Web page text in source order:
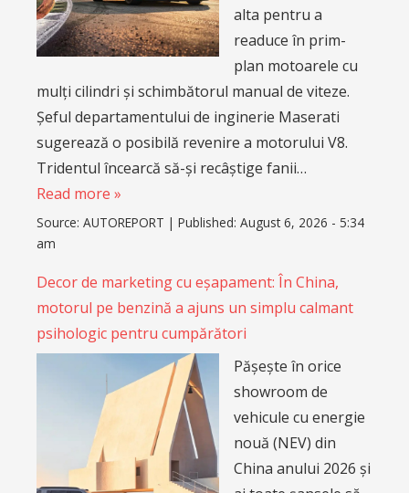
alta pentru a
readuce în prim-
plan motoarele cu
mulți cilindri și schimbătorul manual de viteze.
Șeful departamentului de inginerie Maserati
sugerează o posibilă revenire a motorului V8.
Tridentul încearcă să-și recâștige fanii…
Read more »
Source: AUTOREPORT | Published: August 6, 2026 - 5:34
am
Decor de marketing cu eșapament: În China,
motorul pe benzină a ajuns un simplu calmant
psihologic pentru cumpărători
Pășește în orice
showroom de
vehicule cu energie
nouă (NEV) din
China anului 2026 și